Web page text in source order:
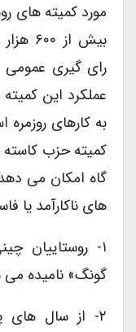
مورد کمیته های
بیش از
رای گیری عمومی
عملکرد این
به کارهای
کمیته حزب کاسته
گاه امکان می
های ناکارآمد یا
۱- روستاییان
گونگ» نامیده می